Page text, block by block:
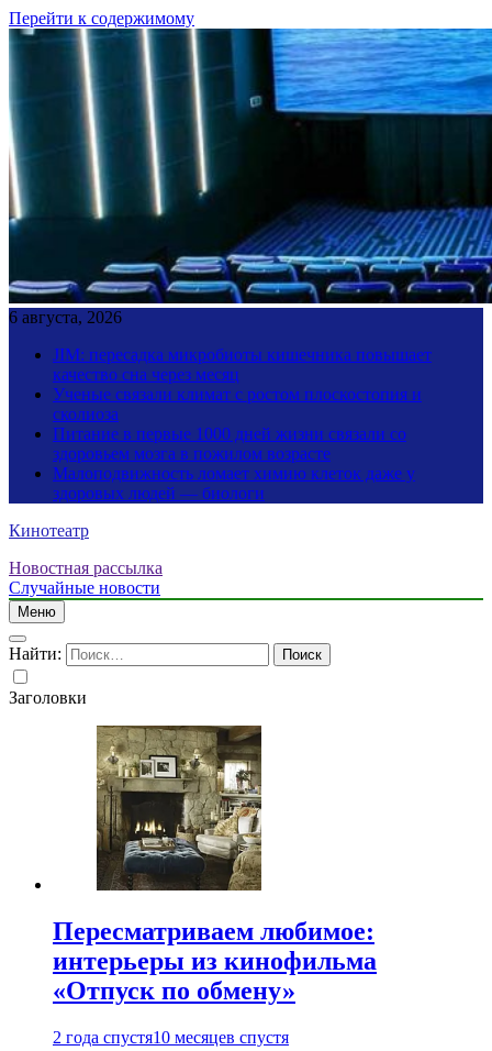
Перейти к содержимому
6 августа, 2026
JIM: пересадка микробиоты кишечника повышает
качество сна через месяц
Ученые связали климат с ростом плоскостопия и
сколиоза
Питание в первые 1000 дней жизни связали со
здоровьем мозга в пожилом возрасте
Малоподвижность ломает химию клеток даже у
здоровых людей — биологи
Кинотеатр
Новостная рассылка
Случайные новости
Меню
Найти:
Заголовки
Пересматриваем любимое:
интерьеры из кинофильма
«Отпуск по обмену»
2 года спустя10 месяцев спустя